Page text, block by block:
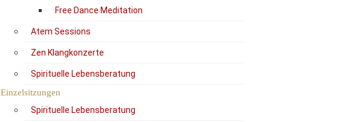
Free Dance Meditation
Atem Sessions
Zen Klangkonzerte
Spirituelle Lebensberatung
Einzelsitzungen
Spirituelle Lebensberatung